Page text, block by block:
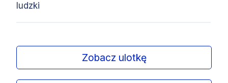
ludzki
Zobacz ulotkę